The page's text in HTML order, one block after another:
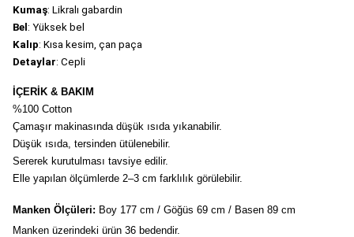
Kumaş: Likralı gabardin
Bel : Yüksek bel
Kalıp: Kısa kesim, çan paça
Detaylar: Cepli
İÇERİK & BAKIM
%100 Cotton
Çamaşır makinasında düşük ısıda yıkanabilir.
Düşük ısıda, tersinden ütülenebilir.
Sererek kurutulması tavsiye edilir.
Elle yapılan ölçümlerde 2–3 cm farklılık görülebilir.
Manken Ölçüleri: Boy 177 cm / Göğüs 69 cm / Basen 89 cm
Manken üzerindeki ürün 36 bedendir.